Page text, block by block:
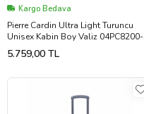
Kargo Bedava
Pierre Cardin Ultra Light Turuncu
Unisex Kabin Boy Valiz 04PC8200-
03
5.759,00 TL